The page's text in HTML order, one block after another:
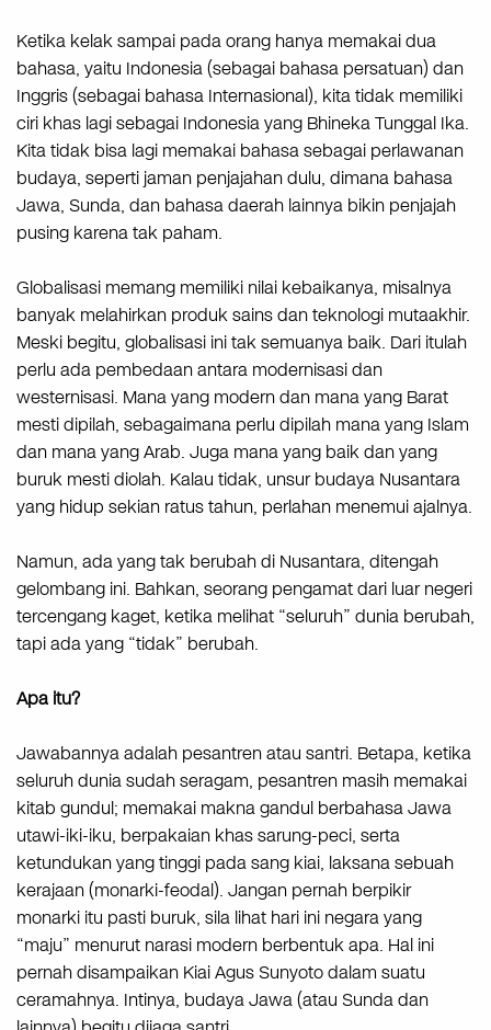
Ketika kelak sampai pada orang hanya memakai dua
bahasa, yaitu Indonesia (sebagai bahasa persatuan) dan
Inggris (sebagai bahasa Internasional), kita tidak memiliki
ciri khas lagi sebagai Indonesia yang Bhineka Tunggal Ika.
Kita tidak bisa lagi memakai bahasa sebagai perlawanan
budaya, seperti jaman penjajahan dulu, dimana bahasa
Jawa, Sunda, dan bahasa daerah lainnya bikin penjajah
pusing karena tak paham.
Globalisasi memang memiliki nilai kebaikanya, misalnya
banyak melahirkan produk sains dan teknologi mutaakhir.
Meski begitu, globalisasi ini tak semuanya baik. Dari itulah
perlu ada pembedaan antara modernisasi dan
westernisasi. Mana yang modern dan mana yang Barat
mesti dipilah, sebagaimana perlu dipilah mana yang Islam
dan mana yang Arab. Juga mana yang baik dan yang
buruk mesti diolah. Kalau tidak, unsur budaya Nusantara
yang hidup sekian ratus tahun, perlahan menemui ajalnya.
Namun, ada yang tak berubah di Nusantara, ditengah
gelombang ini. Bahkan, seorang pengamat dari luar negeri
tercengang kaget, ketika melihat “seluruh” dunia berubah,
tapi ada yang “tidak” berubah.
Apa itu?
Jawabannya adalah pesantren atau santri. Betapa, ketika
seluruh dunia sudah seragam, pesantren masih memakai
kitab gundul; memakai makna gandul berbahasa Jawa
utawi-iki-iku, berpakaian khas sarung-peci, serta
ketundukan yang tinggi pada sang kiai, laksana sebuah
kerajaan (monarki-feodal). Jangan pernah berpikir
monarki itu pasti buruk, sila lihat hari ini negara yang
“maju” menurut narasi modern berbentuk apa. Hal ini
pernah disampaikan Kiai Agus Sunyoto dalam suatu
ceramahnya. Intinya, budaya Jawa (atau Sunda dan